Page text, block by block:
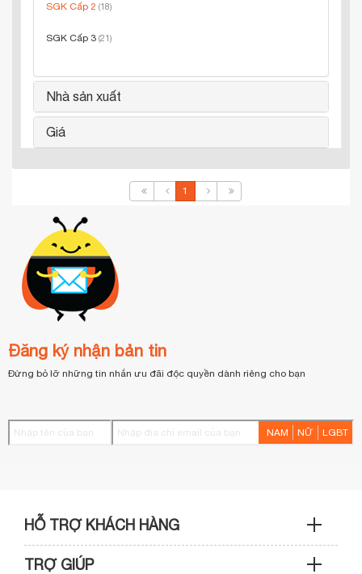
SGK Cấp 2 (18)
SGK Cấp 3 (21)
Nhà sản xuất
Giá
1
Đăng ký nhận bản tin
Đừng bỏ lỡ những tin nhắn ưu đãi độc quyền dành riêng cho bạn
NAM NỮ LGBT
HỖ TRỢ KHÁCH HÀNG
Sản phẩm & Đơn hàng: 0933 109 009
TRỢ GIÚP